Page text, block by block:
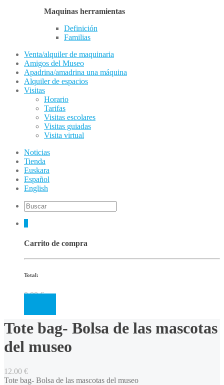
Maquinas herramientas
Definición
Familias
Venta/alquiler de maquinaria
Amigos del Museo
Apadrina/amadrina una máquina
Alquiler de espacios
Visitas
Horario
Tarifas
Visitas escolares
Visitas guiadas
Visita virtual
Noticias
Tienda
Euskara
Español
English
Carrito de compra
Total:
0.00€
Tote bag- Bolsa de las mascotas
del museo
12.00 €
Tote bag- Bolsa de las mascotas del museo